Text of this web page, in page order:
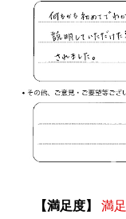
【満足度】
満足